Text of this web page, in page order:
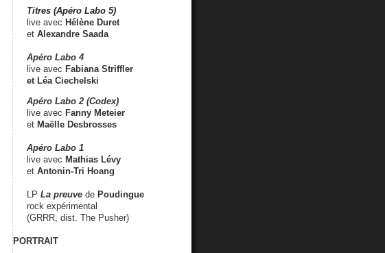
Titres (Apéro Labo 5)
live avec Hélène Duret
et Alexandre Saada
Apéro Labo 4
live avec Fabiana Striffler
et Léa Ciechelski
Apéro Labo 2 (Codex)
live avec Fanny Meteier
et Maëlle Desbrosses
Apéro Labo 1
live avec Mathias Lévy
et Antonin-Tri Hoang
LP La preuve de Poudingue
rock expérimental
(GRRR, dist. The Pusher)
PORTRAIT